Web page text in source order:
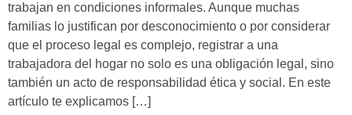
trabajan en condiciones informales. Aunque muchas
familias lo justifican por desconocimiento o por considerar
que el proceso legal es complejo, registrar a una
trabajadora del hogar no solo es una obligación legal, sino
también un acto de responsabilidad ética y social. En este
artículo te explicamos […]